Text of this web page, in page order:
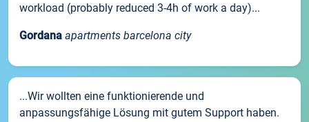
workload (probably reduced 3-4h of work a day)...
Gordana apartments barcelona city
...Wir wollten eine funktionierende und
anpassungsfähige Lösung mit gutem Support haben.